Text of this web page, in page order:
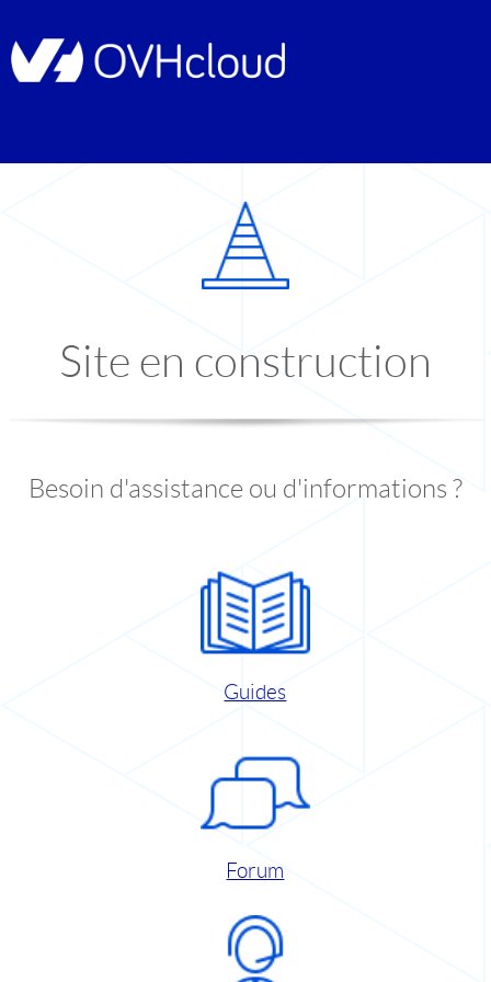
Site en construction
Besoin d'assistance ou d'informations ?
Guides
Forum